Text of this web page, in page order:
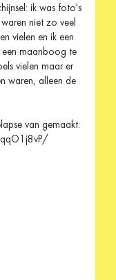
ik was foto's
niet zo veel
vielen en ik een
maanboog te
vielen maar er
waren, alleen de
van gemaakt: